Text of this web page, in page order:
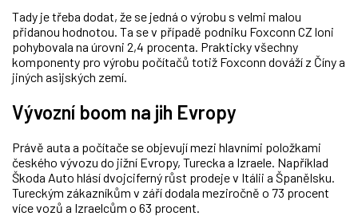
Tady je třeba dodat, že se jedná o výrobu s velmi malou
přidanou hodnotou. Ta se v případě podniku Foxconn CZ loni
pohybovala na úrovni 2,4 procenta. Prakticky všechny
komponenty pro výrobu počítačů totiž Foxconn dováží z Číny a
jiných asijských zemí.
Vývozní boom na jih Evropy
Právě auta a počítače se objevují mezi hlavními položkami
českého vývozu do jižní Evropy, Turecka a Izraele. Například
Škoda Auto hlásí dvojciferný růst prodeje v Itálii a Španělsku.
Tureckým zákazníkům v září dodala meziročně o 73 procent
více vozů a Izraelcům o 63 procent.